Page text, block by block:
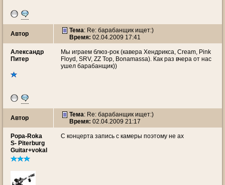
Автор Тема: Re: барабанщик ищет:)
Время: 02.04.2009 17:41
Александр
Питер
Мы играем блюз-рок (кавера Хендрикса, Cream, Pink
Floyd, SRV, ZZ Top, Bonamassa). Как раз вчера от нас
ушел барабанщик))
Автор Тема: Re: барабанщик ищет:)
Время: 02.04.2009 21:17
Popa-Roka
S- Piterburg
Guitar+vokal
С концерта запись с камеры поэтому не ах